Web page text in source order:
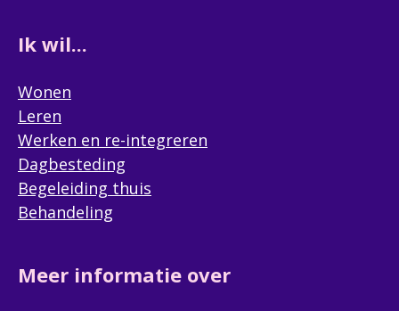
Ik wil...
Wonen
Leren
Werken en re-integreren
Dagbesteding
Begeleiding thuis
Behandeling
Meer informatie over